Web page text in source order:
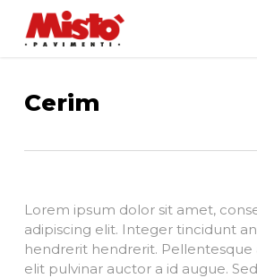
main
Cerim
Lorem ipsum dolor sit amet,
adipiscing elit. Integer tincidunt
hendrerit hendrerit. Pellentesque
elit pulvinar auctor a id augue.